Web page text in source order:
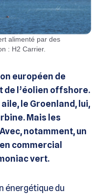
: H2 Carrier.
européen de
de l’éolien offshore.
le Groenland, lui,
Mais les
notamment, un
commercial
vert.
énergétique du